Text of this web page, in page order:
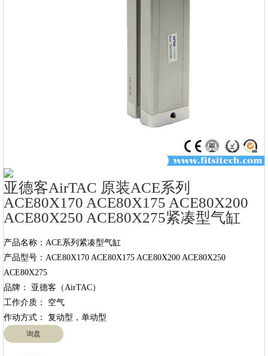
亚德客AirTAC 原装ACE系列
ACE80X170 ACE80X175 ACE80X200
ACE80X250 ACE80X275紧凑型气缸
产品名称：ACE系列紧凑型气缸
产品型号：ACE80X170 ACE80X175 ACE80X200 ACE80X250
ACE80X275
品牌： 亚德客（AirTAC）
工作介质： 空气
询盘